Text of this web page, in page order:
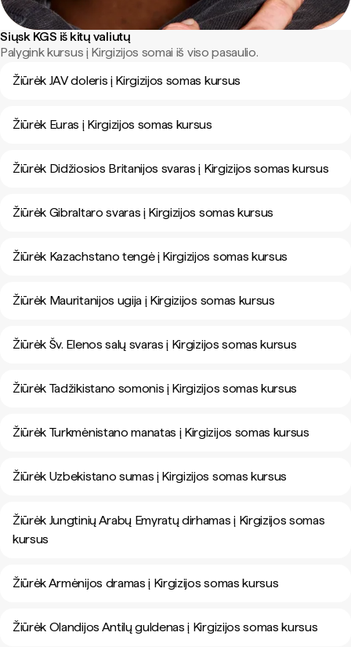
Siųsk KGS iš kitų valiutų
Palygink kursus į Kirgizijos somai iš viso pasaulio.
Žiūrėk JAV doleris į Kirgizijos somas kursus
Žiūrėk Euras į Kirgizijos somas kursus
Žiūrėk Didžiosios Britanijos svaras į Kirgizijos somas kursus
Žiūrėk Gibraltaro svaras į Kirgizijos somas kursus
Žiūrėk Kazachstano tengė į Kirgizijos somas kursus
Žiūrėk Mauritanijos ugija į Kirgizijos somas kursus
Žiūrėk Šv. Elenos salų svaras į Kirgizijos somas kursus
Žiūrėk Tadžikistano somonis į Kirgizijos somas kursus
Žiūrėk Turkmėnistano manatas į Kirgizijos somas kursus
Žiūrėk Uzbekistano sumas į Kirgizijos somas kursus
Žiūrėk Jungtinių Arabų Emyratų dirhamas į Kirgizijos somas
kursus
Žiūrėk Armėnijos dramas į Kirgizijos somas kursus
Žiūrėk Olandijos Antilų guldenas į Kirgizijos somas kursus